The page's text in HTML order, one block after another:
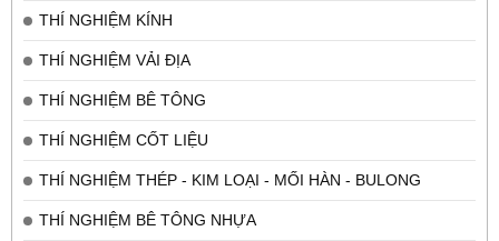
THÍ NGHIỆM KÍNH
THÍ NGHIỆM VẢI ĐỊA
THÍ NGHIỆM BÊ TÔNG
THÍ NGHIỆM CỐT LIỆU
THÍ NGHIỆM THÉP - KIM LOẠI - MỐI HÀN - BULONG
THÍ NGHIỆM BÊ TÔNG NHỰA